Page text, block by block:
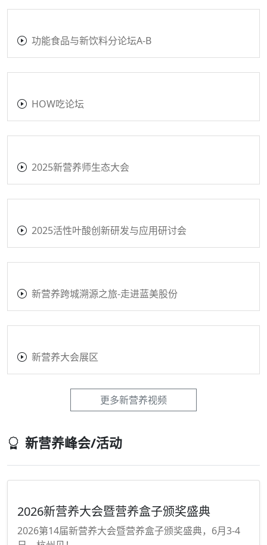
功能食品与新饮料分论坛A-B
HOW吃论坛
2025新营养师生态大会
2025活性叶酸创新研发与应用研讨会
新营养跨城溯源之旅-走进蓝美股份
新营养大会展区
更多新营养视频
新营养峰会/活动
2026新营养大会暨营养盒子颁奖盛典
2026第14届新营养大会暨营养盒子颁奖盛典，6月3-4